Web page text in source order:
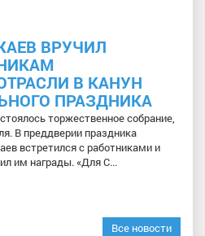
ВРУЧИЛ
В КАНУН
ПРАЗДНИКА
торжественное собрание,
В преддверии праздника
встретился с работниками и
им награды. «Для С...
Все новости